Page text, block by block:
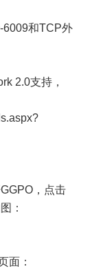
6009和TCP外
2.0支持，
，点击
：
面：